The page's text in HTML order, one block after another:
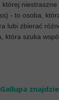
- to osoba,
lubi zbierać
która szuka